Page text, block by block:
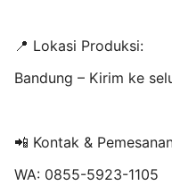
📍 Lokasi Produksi:
Bandung – Kirim ke
📲 Kontak &
WA: 0855-5923-1105